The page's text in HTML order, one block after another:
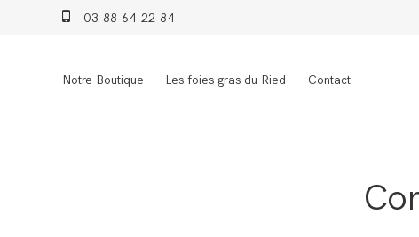
03 88 64 22 84
Notre Boutique Les foies gras du Ried Contact